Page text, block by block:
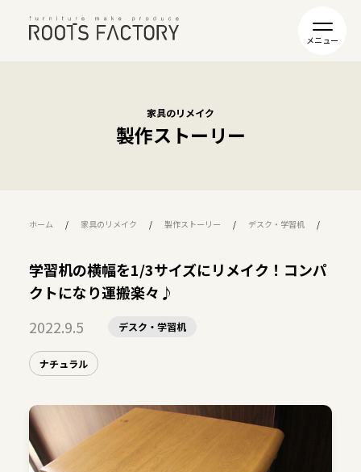
家具のリメイク
製作ストーリー
ホーム 家具のリメイク 製作ストーリー デスク・学習机
学習机の横幅を1/3サイズにリメイク！コンパ
クトになり運搬楽々♪
2022.9.5
デスク・学習机
ナチュラル